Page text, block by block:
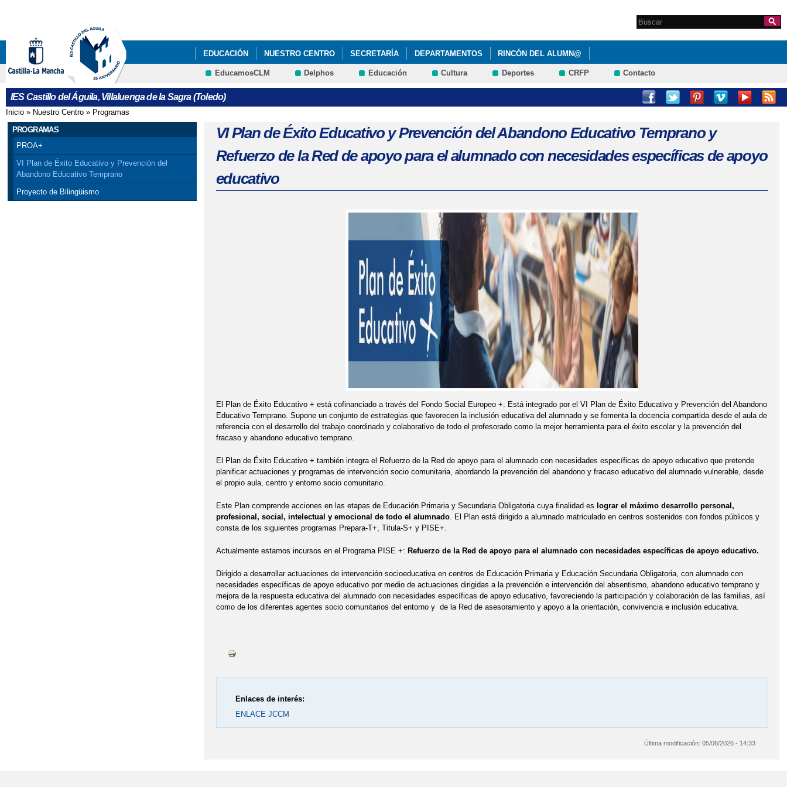
Formulario de
Search this site
EDUCACIÓN NUESTRO CENTRO SECRETARÍA DEPARTAMENTOS RINCÓN DEL ALUMN@
EducamosCLM Delphos Educación Cultura Deportes CRFP Contacto
IES Castillo del Águila, Villaluenga de la Sagra (Toledo)
Se encuentra usted aquí
Inicio » Nuestro Centro » Programas
PROGRAMAS
PROA+
VI Plan de Éxito Educativo y Prevención del
Abandono Educativo Temprano
Proyecto de Bilingüismo
VI Plan de Éxito Educativo y Prevención del Abandono Educativo Temprano y
Refuerzo de la Red de apoyo para el alumnado con necesidades específicas de apoyo
educativo
El Plan de Éxito Educativo + está cofinanciado a través del Fondo Social Europeo +. Está integrado por el VI Plan de Éxito Educativo y Prevención del Abandono
Educativo Temprano. Supone un conjunto de estrategias que favorecen la inclusión educativa del alumnado y se fomenta la docencia compartida desde el aula de
referencia con el desarrollo del trabajo coordinado y colaborativo de todo el profesorado como la mejor herramienta para el éxito escolar y la prevención del
fracaso y abandono educativo temprano.
El Plan de Éxito Educativo + también integra el Refuerzo de la Red de apoyo para el alumnado con necesidades específicas de apoyo educativo que pretende
planificar actuaciones y programas de intervención socio comunitaria, abordando la prevención del abandono y fracaso educativo del alumnado vulnerable, desde
el propio aula, centro y entorno socio comunitario.
Este Plan comprende acciones en las etapas de Educación Primaria y Secundaria Obligatoria cuya finalidad es lograr el máximo desarrollo personal,
profesional, social, intelectual y emocional de todo el alumnado. El Plan está dirigido a alumnado matriculado en centros sostenidos con fondos públicos y
consta de los siguientes programas Prepara-T+, Titula-S+ y PISE+.
Actualmente estamos incursos en el Programa PISE +: Refuerzo de la Red de apoyo para el alumnado con necesidades específicas de apoyo educativo.
Dirigido a desarrollar actuaciones de intervención socioeducativa en centros de Educación Primaria y Educación Secundaria Obligatoria, con alumnado con
necesidades específicas de apoyo educativo por medio de actuaciones dirigidas a la prevención e intervención del absentismo, abandono educativo temprano y
mejora de la respuesta educativa del alumnado con necesidades específicas de apoyo educativo, favoreciendo la participación y colaboración de las familias, así
como de los diferentes agentes socio comunitarios del entorno y de la Red de asesoramiento y apoyo a la orientación, convivencia e inclusión educativa.
Enlaces de interés:
ENLACE JCCM
Última modificación:05/06/2026 - 14:33